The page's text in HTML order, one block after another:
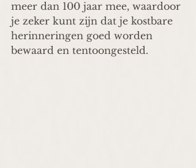
meer dan 100 jaar mee, waardoor
je zeker kunt zijn dat je kostbare
herinneringen goed worden
bewaard en tentoongesteld.